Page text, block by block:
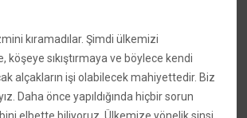
kıramadılar. Şimdi ülkemizi
sıkıştırmaya ve böylece kendi
alçakların işi olabilecek mahiyettedir. Biz
Daha önce yapıldığında hiçbir sorun
elbette biliyoruz. Ülkemize yönelik sinsi